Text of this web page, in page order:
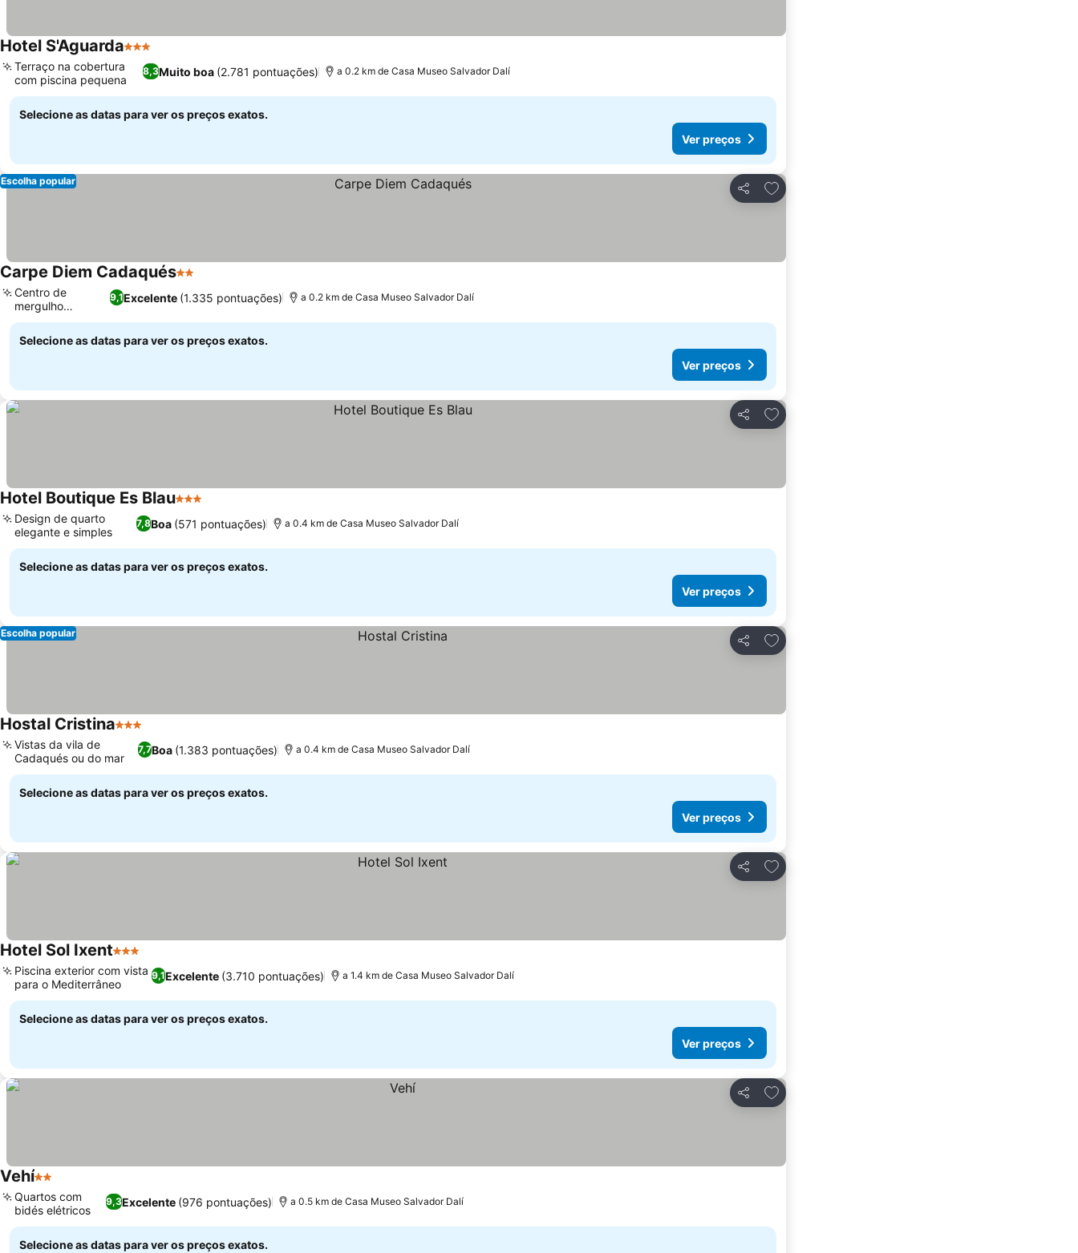
Hotel S'Aguarda3 Estrelas
8,3Muito boa (2.781 pontuações)
Terraço na cobertura
com piscina pequena
a 0.2 km de Casa Museo Salvador Dalí
Selecione as datas para ver os preços exatos.
Ver preços
Partilhar
Adicionar aos favoritos
Escolha popular
Carpe Diem Cadaqués2 Estrelas
9,1Excelente (1.335 pontuações)
Centro de
mergulho
dedicado
a 0.2 km de Casa Museo Salvador Dalí
Selecione as datas para ver os preços exatos.
Ver preços
Partilhar
Adicionar aos favoritos
Hotel Boutique Es Blau3 Estrelas
7,8Boa (571 pontuações)
Design de quarto
elegante e simples
a 0.4 km de Casa Museo Salvador Dalí
Selecione as datas para ver os preços exatos.
Ver preços
Partilhar
Adicionar aos favoritos
Escolha popular
Hostal Cristina3 Estrelas
7,7Boa (1.383 pontuações)
Vistas da vila de
Cadaqués ou do mar
a 0.4 km de Casa Museo Salvador Dalí
Selecione as datas para ver os preços exatos.
Ver preços
Partilhar
Adicionar aos favoritos
Hotel Sol Ixent3 Estrelas
9,1Excelente (3.710 pontuações)
Piscina exterior com vista
para o Mediterrâneo
a 1.4 km de Casa Museo Salvador Dalí
Selecione as datas para ver os preços exatos.
Ver preços
Partilhar
Adicionar aos favoritos
Vehí2 Estrelas
9,3Excelente (976 pontuações)
Quartos com
bidés elétricos
a 0.5 km de Casa Museo Salvador Dalí
Selecione as datas para ver os preços exatos.